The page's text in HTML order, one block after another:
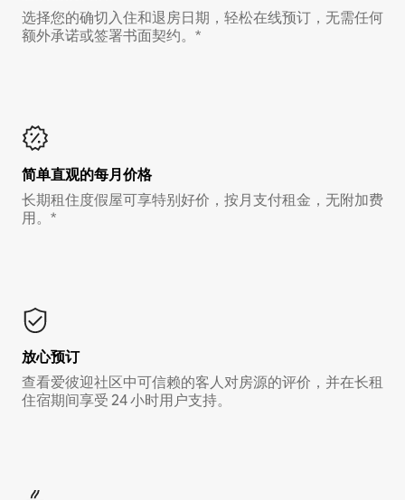
选择您的确切入住和退房日期，轻松在线预订，无需任何
额外承诺或签署书面契约。*
简单直观的每月价格
长期租住度假屋可享特别好价，按月支付租金，无附加费
用。*
放心预订
查看爱彼迎社区中可信赖的客人对房源的评价，并在长租
住宿期间享受 24 小时用户支持。